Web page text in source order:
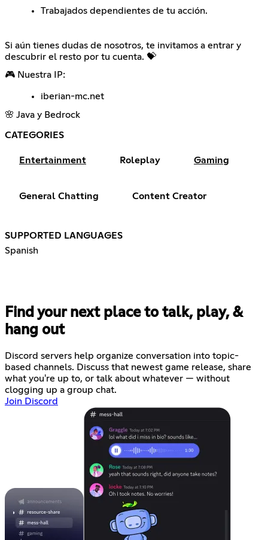
Trabajados dependientes de tu acción.
Si aún tienes dudas de nosotros, te invitamos a entrar y
descubrir el resto por tu cuenta. 💝
🎮 Nuestra IP:
iberian-mc.net
🌸 Java y Bedrock
CATEGORIES
Entertainment Roleplay Gaming
General Chatting Content Creator
SUPPORTED LANGUAGES
Spanish
Find your next place to talk, play, &
hang out
Discord servers help organize conversation into topic-
based channels. Discuss that newest game release, share
what you're up to, or talk about whatever — without
clogging up a group chat.
Join Discord